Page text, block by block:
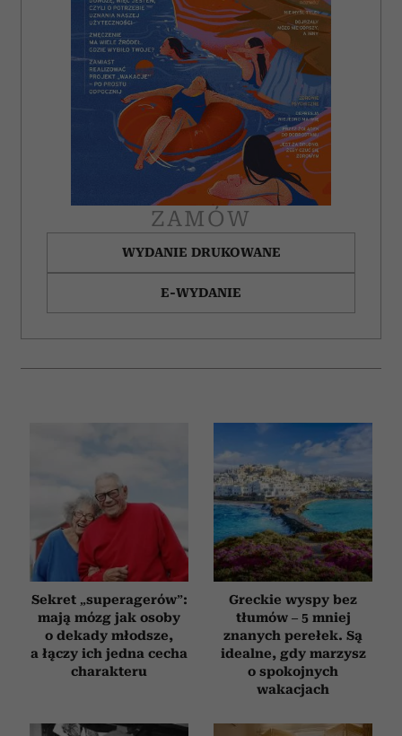
ZAMÓW
WYDANIE DRUKOWANE
E-WYDANIE
Sekret „superagerów”:
mają mózg jak osoby
o dekady młodsze,
a łączy ich jedna cecha
charakteru
Greckie wyspy bez
tłumów – 5 mniej
znanych perełek. Są
idealne, gdy marzysz
o spokojnych
wakacjach